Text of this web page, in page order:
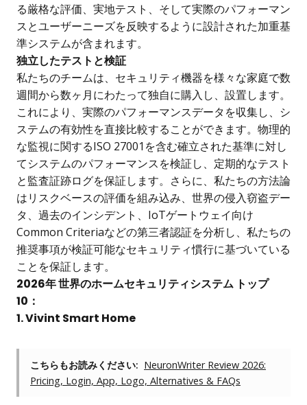
る厳格な評価、実地テスト、そして実際のパフォーマン
スとユーザーニーズを反映するように設計された加重基
準システムが含まれます。
独立したテストと検証
私たちのチームは、セキュリティ機器を様々な家庭で数
週間から数ヶ月にわたって独自に購入し、設置します。
これにより、実際のパフォーマンスデータを収集し、シ
ステムの有効性を直接比較することができます。物理的
な監視に関するISO 27001を含む確立された基準に対し
てシステムのパフォーマンスを検証し、定期的なテスト
と監査証跡ログを保証します。さらに、私たちの方法論
はリスクベースの評価を組み込み、世界の侵入窃盗デー
タ、過去のインシデント、IoTゲートウェイ向け
Common Criteriaなどの第三者認証を分析し、私たちの
推奨事項が検証可能なセキュリティ慣行に基づいている
ことを保証します。
2026年 世界のホームセキュリティシステム トップ
10：
1. Vivint Smart Home
こちらもお読みください: NeuronWriter Review 2026:
Pricing, Login, App, Logo, Alternatives & FAQs